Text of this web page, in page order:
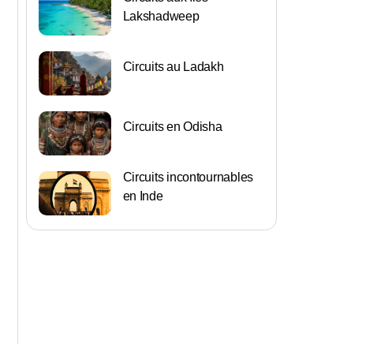
Lakshadweep
Circuits au Ladakh
Circuits en Odisha
Circuits incontournables
en Inde